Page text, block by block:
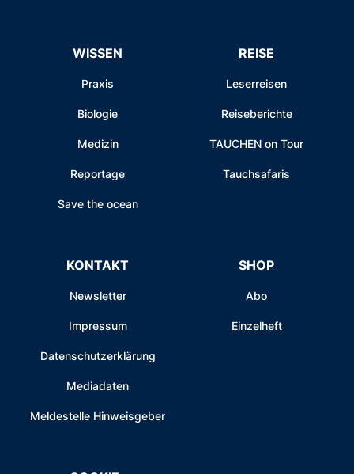
WISSEN
Praxis
Biologie
Medizin
Reportage
Save the ocean
REISE
Leserreisen
Reiseberichte
TAUCHEN on Tour
Tauchsafaris
KONTAKT
Newsletter
Impressum
Datenschutzerklärung
Mediadaten
Meldestelle Hinweisgeber
SHOP
Abo
Einzelheft